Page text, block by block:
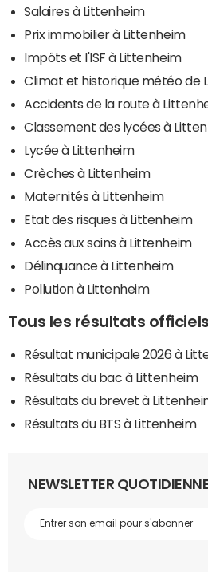
Salaires à Littenheim
Prix immobilier à Littenheim
Impôts et l'ISF à Littenheim
Climat et historique météo de
Accidents de la route à
Classement des lycées à
Lycée à Littenheim
Crèches à Littenheim
Maternités à Littenheim
Etat des risques à Littenheim
Accès aux soins à Littenheim
Délinquance à Littenheim
Pollution à Littenheim
Tous les résultats
Résultat municipale 2026 à
Résultats du bac à Littenheim
Résultats du brevet à
Résultats du BTS à Littenheim
NEWSLETTER